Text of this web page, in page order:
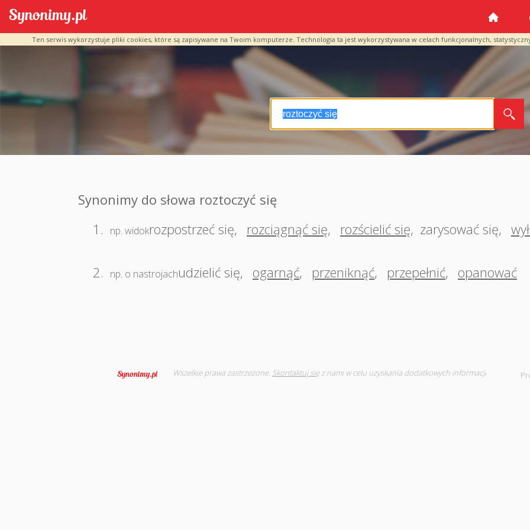
Ten serwis wykorzystuje pliki cookies, które są zapisywane na Twoim komputerze. Technologia ta jest wykorzystywana w celach funkcjonalnych,
Synonimy do słowa roztoczyć się
1.
np. widokrozpostrzeć się, rozciągnąć się, rozścielić się, zarysować się,
2. np. o nastrojachudzielić się, ogarnąć, przeniknąć, przepełnić, opanować
Wszelkie prawa zastrzeżone. Skontaktuj sięz nami w celu uzyskania dodatkowych informacji